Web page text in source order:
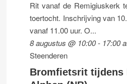
Rit vanaf de Remigiuskerk
toertocht. Inschrijving van
vanaf 11.00 uur. O...
8 augustus @ 10:00- 17:00
Steenderen
Bromfietsrit tijdens